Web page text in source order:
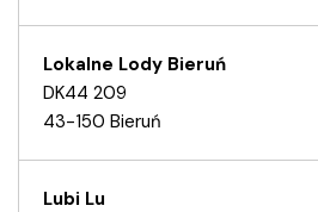
Lokalne Lody Bieruń
DK44 209
43-150 Bieruń
Lubi Lu